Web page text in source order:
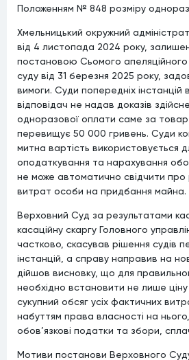
Положенням № 848 розміру
Хмельницький окружний
від 4 листопада 2024 року,
постановою Сьомого апеляційного
суду від 31 березня 2025 року,
вимоги. Суди попередніх
відповідач не надав доказів
одноразової оплати саме за
перевищує 50 000 гривень. Суди
митна вартість використовується
оподаткування та нарахування
не може автоматично свідчити про
витрат особи на придбання майна.
Верховний Суд за результатами
касаційну скаргу Головного
частково, скасував рішення судів
інстанцій, а справу направив на
дійшов висновку, що для
необхідно встановити не лише
сукупний обсяг усіх фактичних
набуттям права власності на
обов’язкові податки та збори,
Мотиви постанови Верховного